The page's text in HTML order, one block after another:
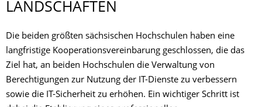
ANDSCHAFTEN
Die beiden größten sächsischen Hochschulen haben eine
langfristige Kooperationsvereinbarung geschlossen, die das
Ziel hat, an beiden Hochschulen die Verwaltung von
Berechtigungen zur Nutzung der IT-Dienste zu verbessern
sowie die IT-Sicherheit zu erhöhen. Ein wichtiger Schritt ist